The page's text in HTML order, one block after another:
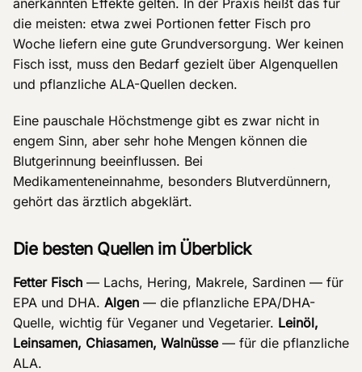
die meisten: etwa zwei Portionen fetter Fisch pro
Woche liefern eine gute Grundversorgung. Wer keinen
Fisch isst, muss den Bedarf gezielt über Algenquellen
und pflanzliche ALA-Quellen decken.
Eine pauschale Höchstmenge gibt es zwar nicht in
engem Sinn, aber sehr hohe Mengen können die
Blutgerinnung beeinflussen. Bei
Medikamenteneinnahme, besonders Blutverdünnern,
gehört das ärztlich abgeklärt.
Die besten Quellen im Überblick
Fetter Fisch — Lachs, Hering, Makrele, Sardinen — für
EPA und DHA. Algen — die pflanzliche EPA/DHA-
Quelle, wichtig für Veganer und Vegetarier. Leinöl,
Leinsamen, Chiasamen, Walnüsse— für die pflanzliche
ALA.